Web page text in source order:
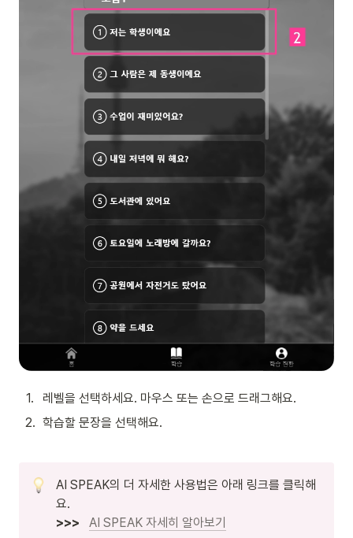
1.
레벨을 선택하세요. 마우스 또는 손으로 드래그해요.
2. 학습할 문장을 선택해요.
AI SPEAK의 더 자세한 사용법은 아래 링크를 클릭해
요.
>>>
AI SPEAK 자세히 알아보기